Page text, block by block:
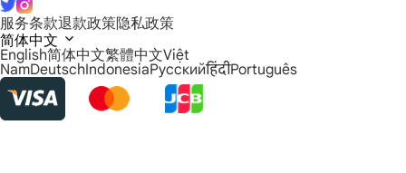
服务条款退款政策隐私政策
简体中文
English简体中文繁體中文Việt
NamDeutschIndonesiaРусскийहिंदीPortuguês